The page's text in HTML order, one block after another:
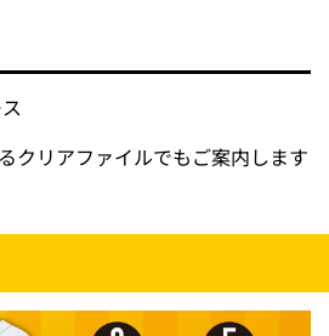
クリアファイルでもご案内します